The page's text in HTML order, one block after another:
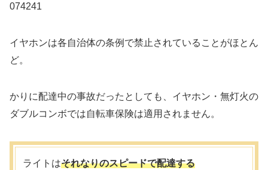
074241
イヤホンは各自治体の条例で禁止されていることがほとん
ど。
かりに配達中の事故だったとしても、イヤホン・無灯火の
ダブルコンボでは自転車保険は適用されません。
ライトはそれなりのスピードで配達する